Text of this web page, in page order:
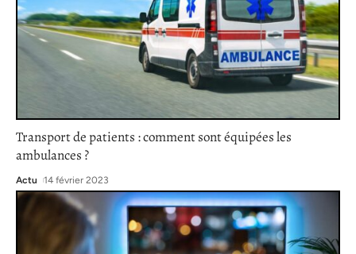
Transport de patients : comment sont équipées les
ambulances ?
Actu 14 février 2023